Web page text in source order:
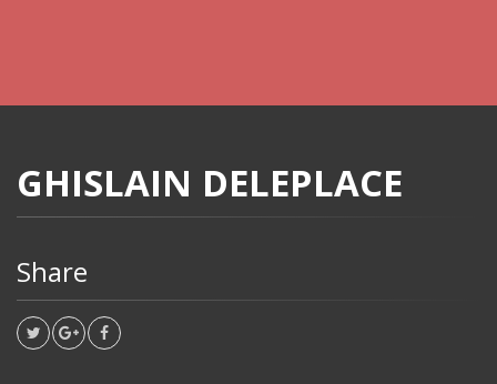
GHISLAIN DELEPLACE
Share